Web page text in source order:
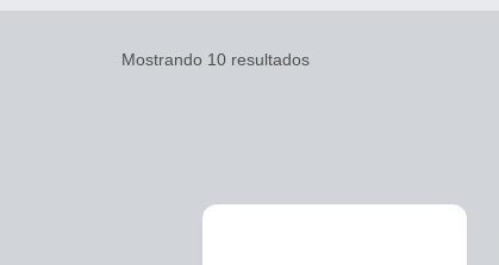
Mostrando 10 resultados